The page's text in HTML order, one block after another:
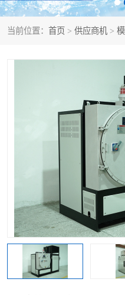
当前位置： 首页 > 供应商机 >